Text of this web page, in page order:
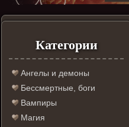
Категории
Ангелы и демоны
Бессмертные, боги
Вампиры
Магия